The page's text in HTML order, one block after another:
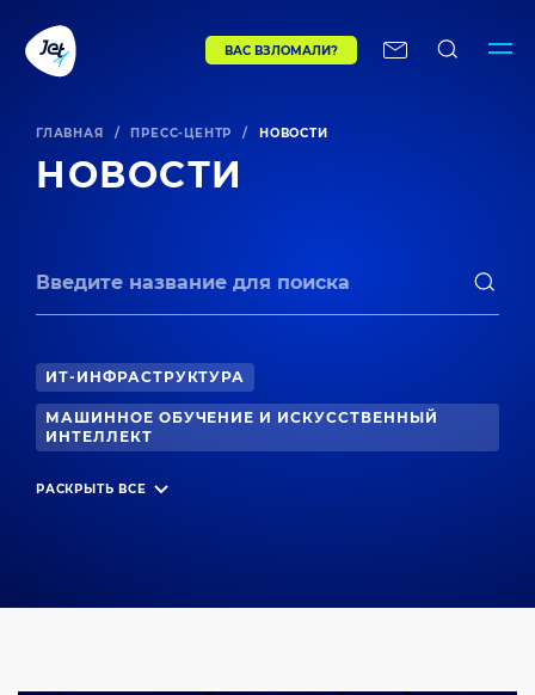
ВАС ВЗЛОМАЛИ?
ГЛАВНАЯ / ПРЕСС-ЦЕНТР / НОВОСТИ
НОВОСТИ
ИТ-ИНФРАСТРУКТУРА
МАШИННОЕ ОБУЧЕНИЕ И ИСКУССТВЕННЫЙ
ИНТЕЛЛЕКТ
РАСКРЫТЬ ВСЕ